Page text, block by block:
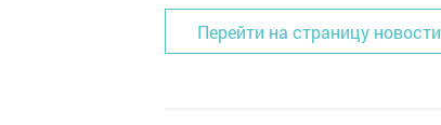
Перейти на страницу новости